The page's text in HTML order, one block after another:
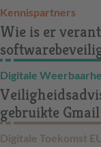
Kennispartners
Wie is er
Digitale
gebruikte
Digitale Toekomst